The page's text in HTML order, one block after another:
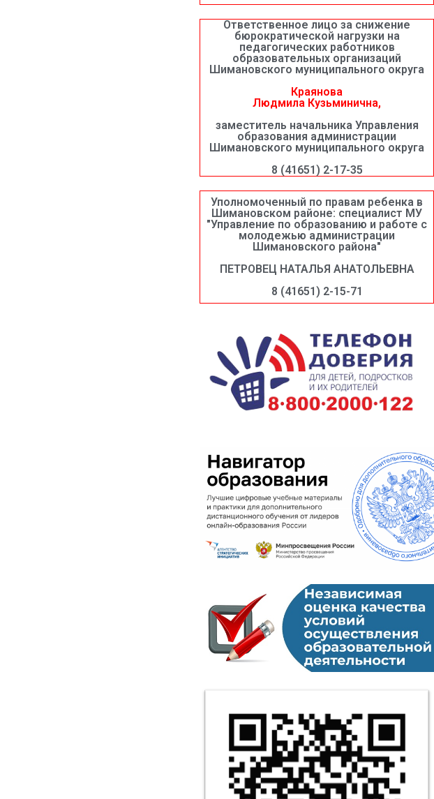
Ответственное лицо за снижение
бюрократической нагрузки на
педагогических работников
образовательных организаций
Шимановского муниципального округа
Краянова
Людмила Кузьминична,
заместитель начальника Управления
образования администрации
Шимановского муниципального округа
8 (41651) 2-17-35
Уполномоченный по правам ребенка в
Шимановском районе: специалист МУ
"Управление по образованию и работе с
молодежью администрации
Шимановского района"
ПЕТРОВЕЦ НАТАЛЬЯ АНАТОЛЬЕВНА
8 (41651) 2-15-71